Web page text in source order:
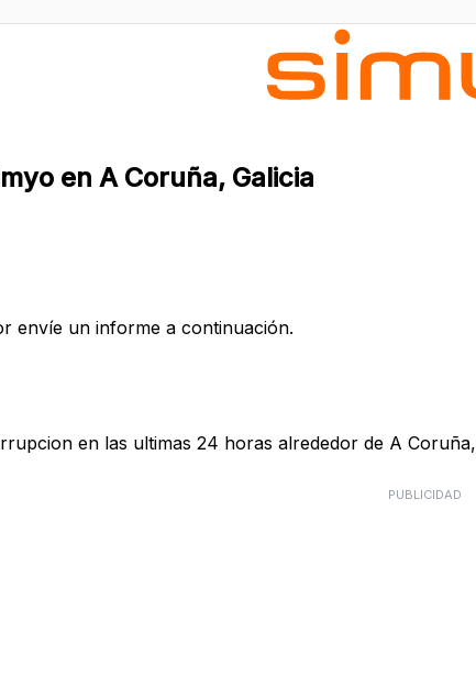
en A Coruña, Galicia
envíe un informe a continuación.
en las ultimas 24 horas alrededor de A
PUBLICIDAD